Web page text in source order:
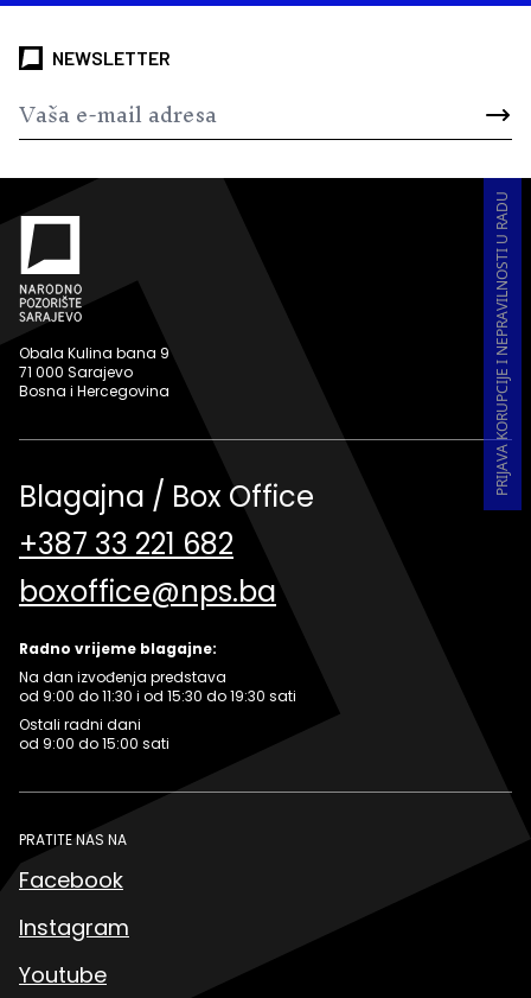
NEWSLETTER
PRIJAVA KORUPCIJE I NEPRAVILNOSTI U RADU
Obala Kulina bana 9
71 000 Sarajevo
Bosna i Hercegovina
Blagajna / Box Office
+387 33 221 682
boxoffice@nps.ba
Radno vrijeme blagajne:
Na dan izvođenja predstava
od 9:00 do 11:30 i od 15:30 do 19:30 sati
Ostali radni dani
od 9:00 do 15:00 sati
PRATITE NAS NA
Facebook
Instagram
Youtube